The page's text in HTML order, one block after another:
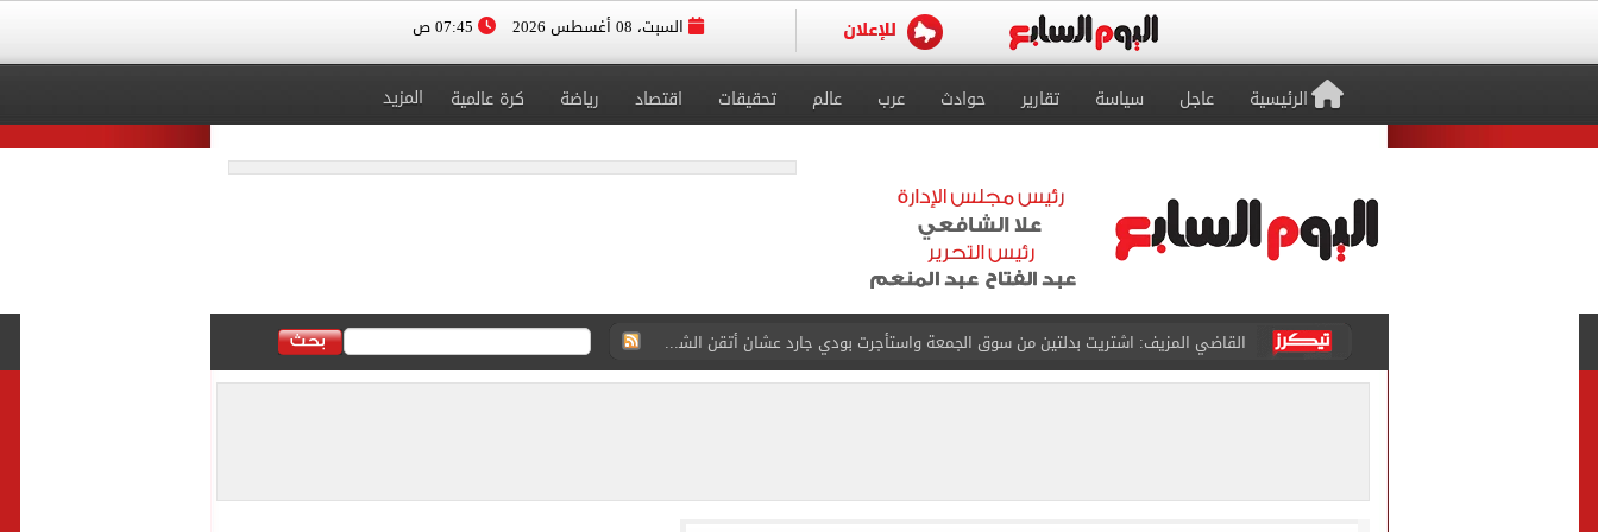
السبت، 08 أغسطس 2026
الرئيسية عاجل سياسة تقارير حوادث عرب عالم تحقيقات اقتصاد رياضة كرة عالمية المزيد
القاضي المزيف: اشتريت بدلتين من سوق الجمعة واستأجرت بودي جارد عشان أتقن الشخصية
برشلونة يطرح تذاكر مواجهة الأهلي على كأس خوان جامبر
قفزة أعادت الزمن الجميل.. رأسية وائل جمعة فى مران الأهلي تستحضر أمجاد الصخرة